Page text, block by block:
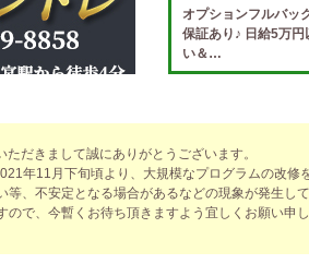
オプションフルバッ
保証あり♪ 日給5万
い＆…
適なお仕事をサポー
費負…
2025/04/14 [春日井駅]
だきまして誠にありがとうございます。
年11月下旬頃より、大規模なプログラムの改修
、不安定となる場合があるなどの現象が発生して
で、今暫くお待ち頂きますよう宜しくお願い申し